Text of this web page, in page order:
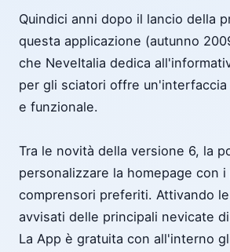
Quindici anni dopo il lancio della
questa applicazione (autunno
che NeveItalia dedica
per gli sciatori offre un'interfaccia
e funzionale.
Tra le novità della versione 6, la
personalizzare la homepage con i
comprensori preferiti. Attivando
avvisati delle principali nevicate
La App è gratuita con all'interno